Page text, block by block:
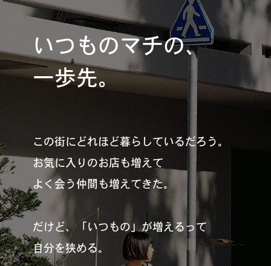
#健康LAND
パイセンの行きつけにつ
いて行く
#札幌来たら、まずはココ
僕らの便利酒場
いつものマチの、
一歩先。
この街にどれほど暮らしているだろう。
お気に入りのお店も増えて
よく会う仲間も増えてきた。
だけど、「いつもの」が増えるって
自分を狭める。